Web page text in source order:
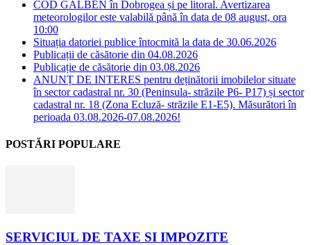
COD GALBEN în Dobrogea și pe litoral. Avertizarea
meteorologilor este valabilă până în data de 08 august, ora
10:00
Situația datoriei publice întocmită la data de 30.06.2026
Publicații de căsătorie din 04.08.2026
Publicație de căsătorie din 03.08.2026
ANUNȚ DE INTERES pentru deținătorii imobilelor situate
în sector cadastral nr. 30 (Peninsula- străzile P6- P17) și sector
cadastral nr. 18 (Zona Ecluză- străzile E1-E5). Măsurători în
perioada 03.08.2026-07.08.2026!
POSTĂRI POPULARE
SERVICIUL DE TAXE SI IMPOZITE